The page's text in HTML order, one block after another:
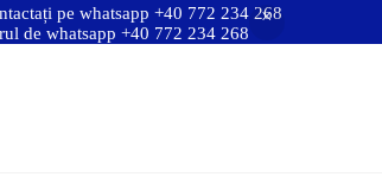
pe whatsapp +40 772 234 268
de whatsapp +40 772 234 268